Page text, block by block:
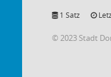
1 Satz
© 2023 Stadt